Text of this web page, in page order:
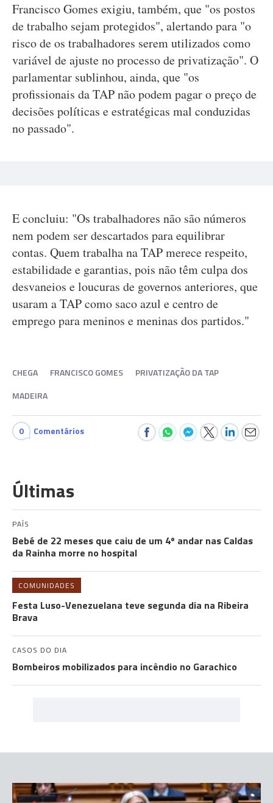
Francisco Gomes exigiu, também, que "os postos
de trabalho sejam protegidos", alertando para "o
risco de os trabalhadores serem utilizados como
variável de ajuste no processo de privatização". O
parlamentar sublinhou, ainda, que "os
profissionais da TAP não podem pagar o preço de
decisões políticas e estratégicas mal conduzidas
no passado".
E concluiu: "Os trabalhadores não são números
nem podem ser descartados para equilibrar
contas. Quem trabalha na TAP merece respeito,
estabilidade e garantias, pois não têm culpa dos
desvaneios e loucuras de governos anteriores, que
usaram a TAP como saco azul e centro de
emprego para meninos e meninas dos partidos."
CHEGA FRANCISCO GOMES
PRIVATIZAÇÃO DA TAP
MADEIRA
0 Comentários
Últimas
PAÍS
Bebé de 22 meses que caiu de um 4º andar nas Caldas
da Rainha morre no hospital
COMUNIDADES
Festa Luso-Venezuelana teve segunda dia na Ribeira
Brava
CASOS DO DIA
Bombeiros mobilizados para incêndio no Garachico